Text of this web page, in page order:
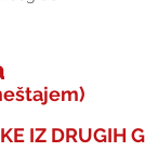
IZ DRUGIH